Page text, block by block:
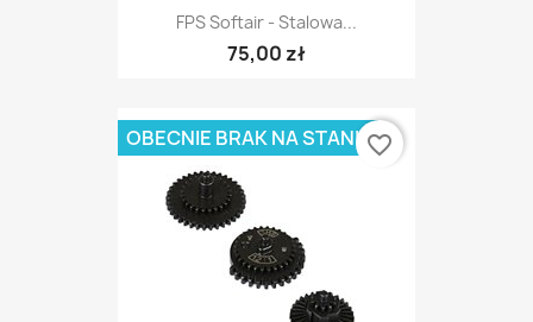
FPS Softair - Stalowa...
75,00 zł
OBECNIE BRAK NA STANIEfavorite_border